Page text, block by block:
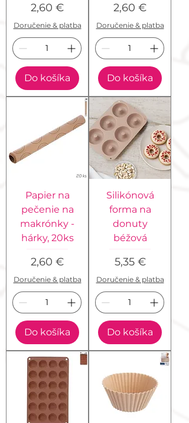
Cena
2,60 €
Doručenie & platba
Do košíka
Cena
2,60 €
Doručenie & platba
Do košíka
Papier na
pečenie na
makrónky -
hárky, 20ks
Cena
2,60 €
Doručenie & platba
Do košíka
Silikónová
forma na
donuty
béžová
Cena
5,35 €
Doručenie & platba
Do košíka